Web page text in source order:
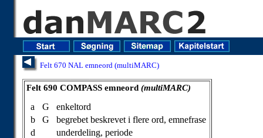
Felt 670 NAL emneord (multiMARC)
Felt 690 COMPASS emneord (multiMARC)
a G
enkeltord
b
G
begrebet beskrevet i flere ord, emnefrase
d
underdeling, periode